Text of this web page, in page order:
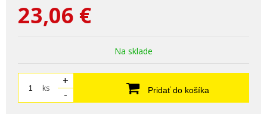
23,06 €
Na sklade
ks
+
-
Pridať do košíka